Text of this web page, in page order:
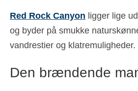
Red Rock Canyon ligger lige
og byder på smukke
vandrestier og klatremuligheder.
Den brændende